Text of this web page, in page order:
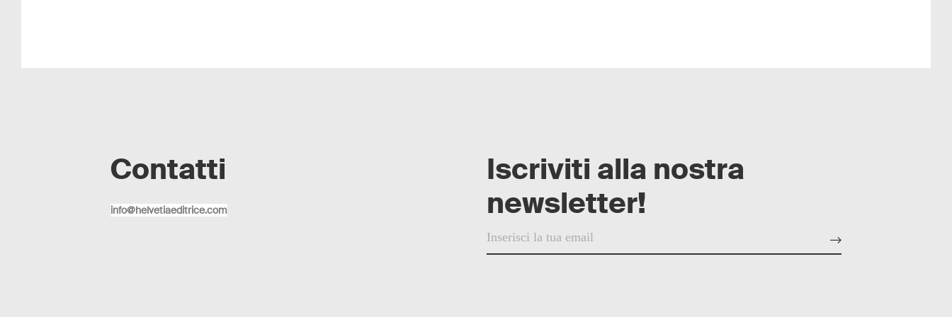
Contatti
info@helvetiaeditrice.com
Iscriviti alla nostra
newsletter!